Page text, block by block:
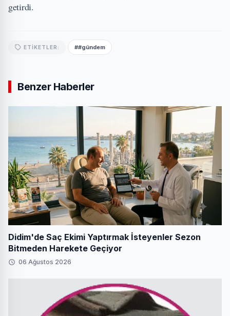
getirdi.
ETIKETLER: ##gündem
Benzer Haberler
Didim'de Saç Ekimi Yaptırmak İsteyenler Sezon
Bitmeden Harekete Geçiyor
06 Ağustos 2026